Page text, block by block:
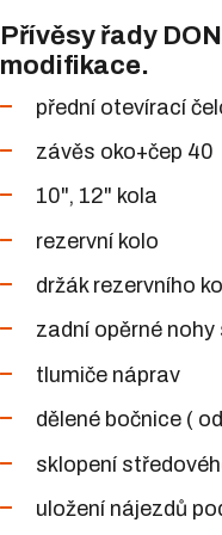
Přívěsy řady
modifikace.
přední otevírací
závěs oko+čep 40
10", 12" kola
rezervní kolo
držák rezervního
zadní opěrné nohy
tlumiče náprav
dělené bočnice (
sklopení
uložení nájezdů